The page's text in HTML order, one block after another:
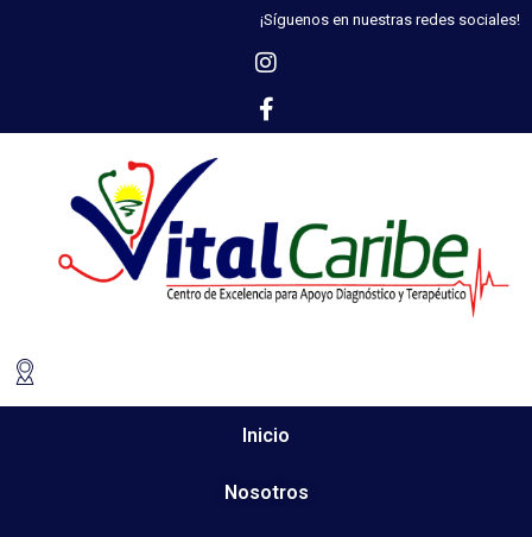
¡Síguenos en nuestras redes sociales!
Inicio
Nosotros